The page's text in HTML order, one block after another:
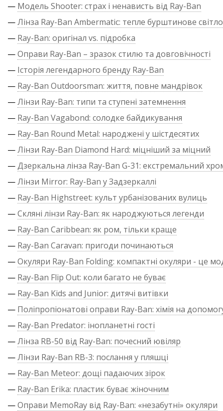
— Модель Shooter: страх і ненависть від Ray-Ban
—Лінза Ray-Ban Ambermatic: тепле бурштинове світло
— Ray-Ban: оригінал vs. підробка
—Оправи Ray-Ban – зразок стилю та довговічності
— Історія легендарного бренду Ray-Ban
— Ray-Ban Outdoorsman: життя, повне мандрівок
—Лінзи Ray-Ban: типи та ступені затемнення
— Ray-Ban Vagabond: солодке байдикування
— Ray-Ban Round Metal: народжені у шістдесятих
—Лінзи Ray-Ban Diamond Hard: міцніший за міцний
—Дзеркальна лінза Ray-Ban G-31: екстремальний
—Лінзи Mirror: Ray-Ban у Задзеркаллі
— Ray-Ban Highstreet: культ урбанізованих вулиць
—Скляні лінзи Ray-Ban: як народжуються легенди
— Ray-Ban Caribbean: як ром, тільки краще
— Ray-Ban Caravan: пригоди починаються
—Окуляри Ray-Ban Folding: компактні окуляри - це
— Ray-Ban Flip Out: коли багато не буває
— Ray-Ban Kids and Junior: дитячі витівки
— Поліпропіонатові оправи Ray-Ban: хімія на
— Ray-Ban Predator: інопланетні гості
—Лінза RB-50 від Ray-Ban: почесний ювіляр
—Лінзи Ray-Ban RB-3: послання у пляшці
— Ray-Ban Meteor: дощі падаючих зірок
— Ray-Ban Erika: пластик буває жіночним
—Оправи MemoRay від Ray-Ban: «незабутні» окуляри